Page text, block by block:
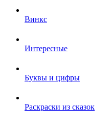
Винкс
Интересные
Буквы и цифры
Раскраски из сказок